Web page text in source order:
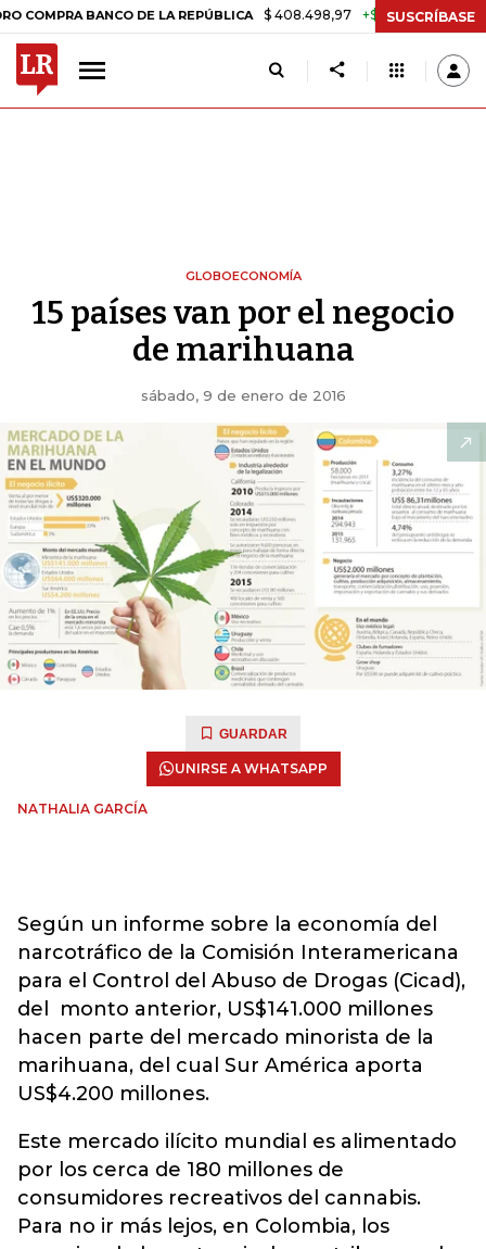
BANCO DE LA REPÚBLICA $ 408.498,97 +$ 8.753,81 +2,19%
SUSCRÍBASE
GLOBOECONOMÍA
15 países van por el negocio
de marihuana
sábado, 9 de enero de 2016
GUARDAR
UNIRSE A WHATSAPP
NATHALIA GARCÍA
Según un informe sobre la economía del
narcotráfico de la Comisión Interamericana
para el Control del Abuso de Drogas (Cicad),
del monto anterior, US$141.000 millones
hacen parte del mercado minorista de la
marihuana, del cual Sur América aporta
US$4.200 millones.
Este mercado ilícito mundial es alimentado
por los cerca de 180 millones de
consumidores recreativos del cannabis.
Para no ir más lejos, en Colombia, los